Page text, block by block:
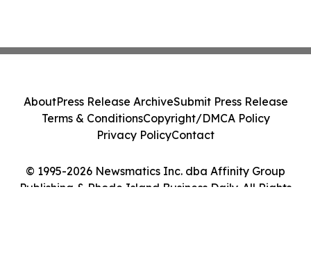
© 1995-2026 Newsmatics Inc. dba Affinity Group
Publishing & Rhode Island Business Daily. All Rights
AboutPress Release ArchiveSubmit Press Release
Terms & ConditionsCopyright/DMCA Policy
Privacy PolicyContact